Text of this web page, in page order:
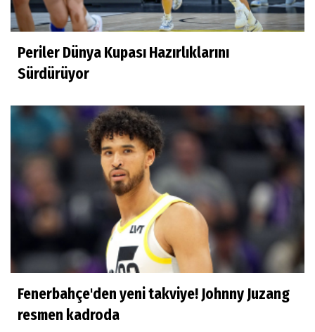
Bilimin ışığında...
Doğan Hakyemez
Ilgım Çetin
Muhteşem veda
Ece Ergez
TBL'YE YÜKSELEN İKİ BÜYÜK HİKÂYE
İhsan Bayülken
İyi ki...
Periler Dünya Kupası Hazırlıklarını
Sürdürüyor
Fenerbahçe'den yeni takviye! Johnny Juzang
resmen kadroda